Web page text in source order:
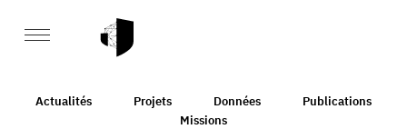
Actualités Projets Données
Publications
Missions